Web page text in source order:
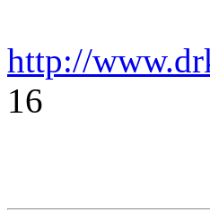
http://
16